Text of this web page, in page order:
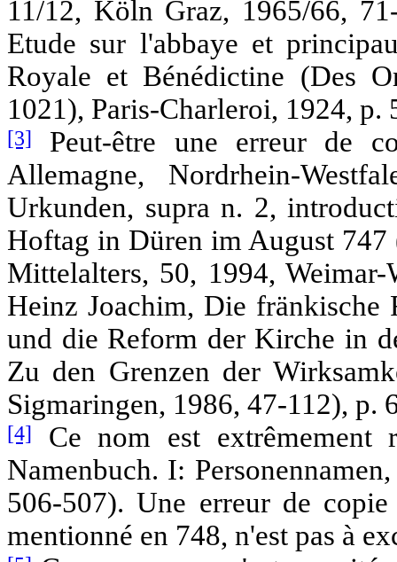
11/12, Köln Graz, 1965/66,
Etude sur l'abbaye et
Royale et Bénédictine (Des
1021), Paris-Charleroi, 1924, p.
[3]
Peut-être une erreur de
Allemagne, Nordrhein-
Urkunden, supra n. 2,
Hoftag in Düren im August
Mittelalters, 50, 1994,
Heinz Joachim, Die fränkische
und die Reform der Kirche in
Zu den Grenzen der
Sigmaringen, 1986, 47-112), p.
[4]
Ce nom est extrêmement
Namenbuch. I:
506-507). Une erreur de
mentionné en 748, n'est pas à